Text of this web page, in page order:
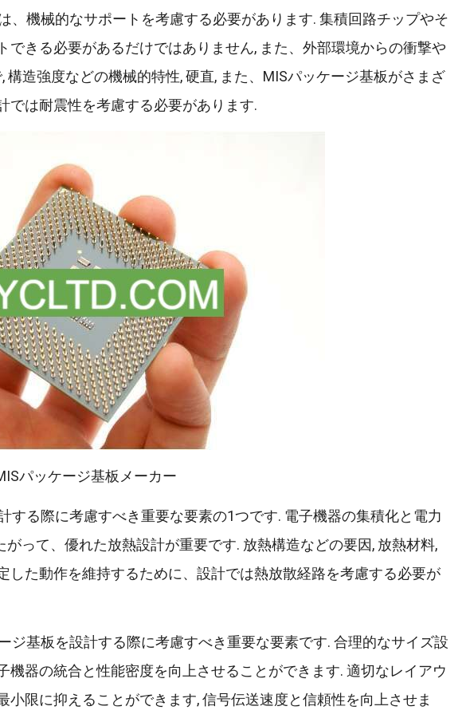
、機械的なサポートを考慮する必要があります. 集積回路チップやそ
きる必要があるだけではありません, また、外部環境からの衝撃や
造強度などの機械的特性, 硬直, また、MISパッケージ基板がさまざ
では耐震性を考慮する必要があります.
パッケージ基板メーカー
する際に考慮すべき重要な要素の1つです. 電子機器の集積化と電力
って、優れた放熱設計が重要です. 放熱構造などの要因, 放熱材料,
した動作を維持するために、設計では熱放散経路を考慮する必要が
ジ基板を設計する際に考慮すべき重要な要素です. 合理的なサイズ設
器の統合と性能密度を向上させることができます. 適切なレイアウ
限に抑えることができます, 信号伝送速度と信頼性を向上させま